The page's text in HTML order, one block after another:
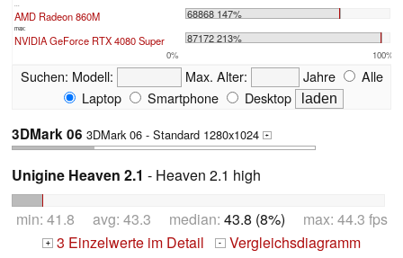
AMD Radeon 860M 68868 147%
max:
NVIDIA GeForce RTX 4080 Super 87172 213%
0% 100%
Suchen: Modell: Max. Alter: Jahre
Alle
Laptop
Smartphone Desktop
3DMark 06 3DMark 06 - Standard 1280x1024 +
Unigine Heaven 2.1 - Heaven 2.1 high
min: 41.8 avg: 43.3 median: 43.8 (8%) max: 44.3 fps
+ 3 Einzelwerte im Detail - Vergleichsdiagramm